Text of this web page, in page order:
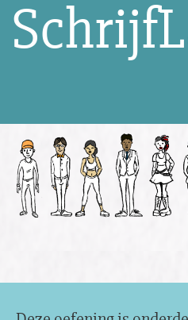
Direct
naar
inhoud